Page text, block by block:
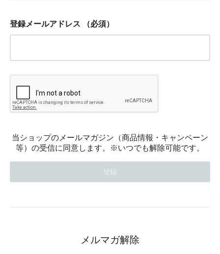
登録メールアドレス （必須）
当ショップのメールマガジン（商品情報・キャンペーン
等）の受信に同意します。※いつでも解除可能です。
メルマガ解除